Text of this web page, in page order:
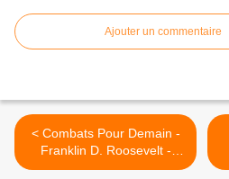
Ajouter un commentaire
< Combats Pour Demain -
Franklin D. Roosevelt -
Chapitre Cinquième -